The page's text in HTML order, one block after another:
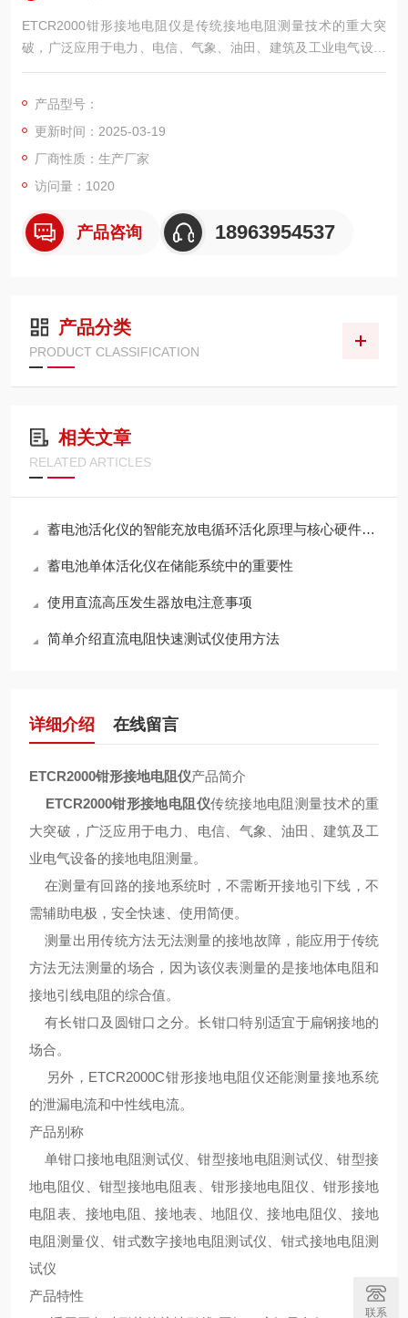
ETCR2000钳形接地电阻仪是传统接地电阻测量技术的重大突
破，广泛应用于电力、电信、气象、油田、建筑及工业电气设备
的接地电阻测量。
产品型号：
更新时间：2025-03-19
厂商性质：生产厂家
访问量：1020
产品咨询 18963954537
产品分类
PRODUCT CLASSIFICATION
相关文章
RELATED ARTICLES
蓄电池活化仪的智能充放电循环活化原理与核心硬件架构解析
蓄电池单体活化仪在储能系统中的重要性
使用直流高压发生器放电注意事项
简单介绍直流电阻快速测试仪使用方法
详细介绍 在线留言
ETCR2000钳形接地电阻仪产品简介
ETCR2000钳形接地电阻仪传统接地电阻测量技术的重
大突破，广泛应用于电力、电信、气象、油田、建筑及工
业电气设备的接地电阻测量。
在测量有回路的接地系统时，不需断开接地引下线，不
需辅助电极，安全快速、使用简便。
测量出用传统方法无法测量的接地故障，能应用于传统
方法无法测量的场合，因为该仪表测量的是接地体电阻和
接地引线电阻的综合值。
有长钳口及圆钳口之分。长钳口特别适宜于扁钢接地的
场合。
另外，ETCR2000C钳形接地电阻仪还能测量接地系统
的泄漏电流和中性线电流。
产品别称
单钳口接地电阻测试仪、钳型接地电阻测试仪、钳型接
地电阻仪、钳型接地电阻表、钳形接地电阻仪、钳形接地
电阻表、接地电阻、接地表、地阻仪、接地电阻仪、接地
电阻测量仪、钳式数字接地电阻测试仪、钳式接地电阻测
试仪
产品特性
联系